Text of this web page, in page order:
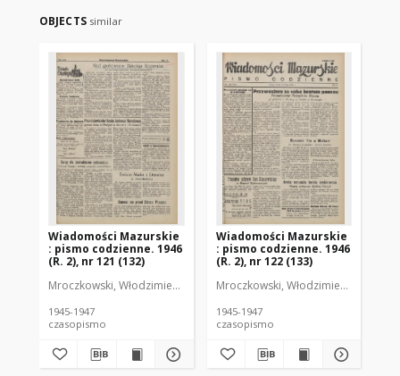
OBJECTS similar
Wiadomości Mazurskie
: pismo codzienne. 1946
(R. 2), nr 121 (132)
Mroczkowski, Włodzimierz (1902-1971). Redaktor
1945-1947
czasopismo
Wiadomości Mazurskie
: pismo codzienne. 1946
(R. 2), nr 122 (133)
Mroczkowski, Włodzimierz (1902-
1945-1947
czasopismo